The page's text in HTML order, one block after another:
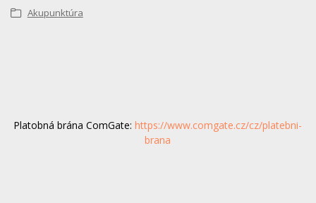
Akupunktúra
Platobná brána ComGate:https://www.comgate.cz/cz/platebni-
brana